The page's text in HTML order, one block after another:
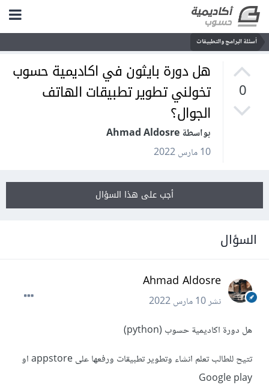
أسئلة البرامج والتطبيقات
0
هل دورة بايثون في اكاديمية حسوب
تخولني تطوير تطبيقات الهاتف
الجوال؟
بواسطة Ahmad Aldosre
10 مارس 2022
أجب على هذا السؤال
السؤال
Ahmad Aldosre
نشر10 مارس 2022
هل دورة اكاديمية حسوب (python)
تتيح للطالب تعلم انشاء وتطوير تطبيقات ورفعها على appstore او
Google play